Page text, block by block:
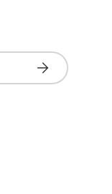
Abonnieren